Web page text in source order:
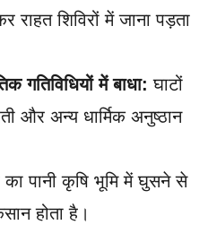
राहत शिविरों में जाना पड़ता
गतिविधियों में बाधा: घाटों
और अन्य धार्मिक अनुष्ठान
का पानी कृषि भूमि में घुसने से
होता है।